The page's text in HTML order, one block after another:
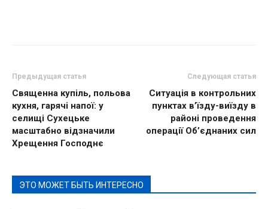
Предыдущая статья
Священна купіль, польова
кухня, гарячі напої: у
селищі Сухецьке
масштабно відзначили
Хрещення Господнє
Следующая статья
Ситуація в контрольних
пунктах в’їзду-виїзду в
районі проведення
операції Об’єднаних сил
ЭТО МОЖЕТ БЫТЬ ИНТЕРЕСНО